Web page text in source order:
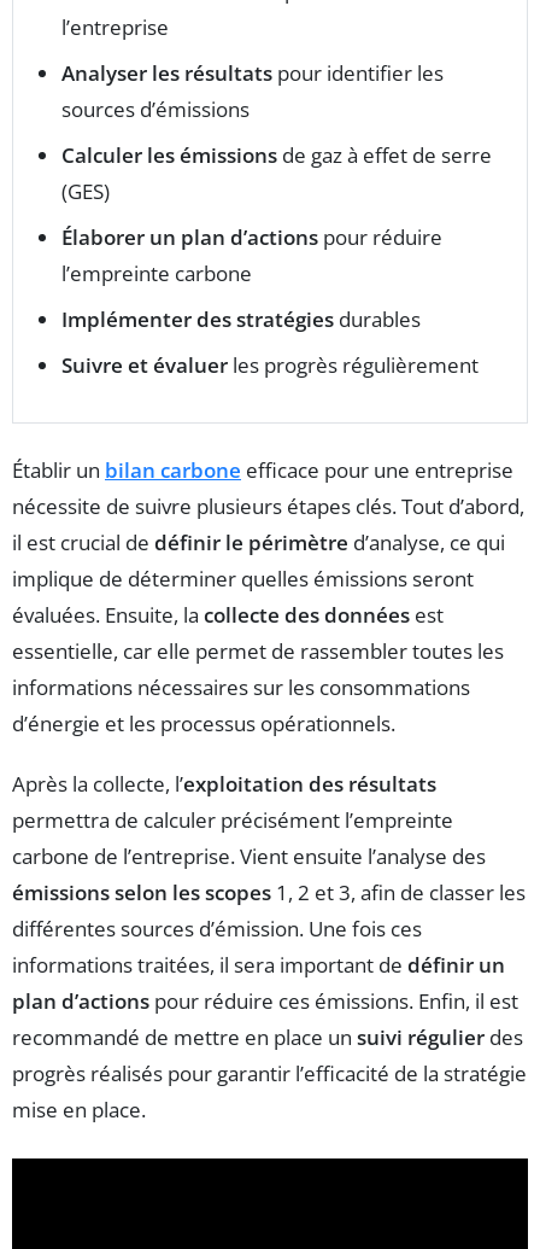
l’entreprise
Analyser les résultats pour identifier les
sources d’émissions
Calculer les émissions de gaz à effet de serre
(GES)
Élaborer un plan d’actions pour réduire
l’empreinte carbone
Implémenter des stratégies durables
Suivre et évaluer les progrès régulièrement
Établir un bilan carbone efficace pour une entreprise
nécessite de suivre plusieurs étapes clés. Tout d’abord,
il est crucial de définir le périmètre d’analyse, ce qui
implique de déterminer quelles émissions seront
évaluées. Ensuite, la collecte des données est
essentielle, car elle permet de rassembler toutes les
informations nécessaires sur les consommations
d’énergie et les processus opérationnels.
Après la collecte, l’exploitation des résultats
permettra de calculer précisément l’empreinte
carbone de l’entreprise. Vient ensuite l’analyse des
émissions selon les scopes 1, 2 et 3, afin de classer les
différentes sources d’émission. Une fois ces
informations traitées, il sera important de définir un
plan d’actions pour réduire ces émissions. Enfin, il est
recommandé de mettre en place un suivi régulier des
progrès réalisés pour garantir l’efficacité de la stratégie
mise en place.